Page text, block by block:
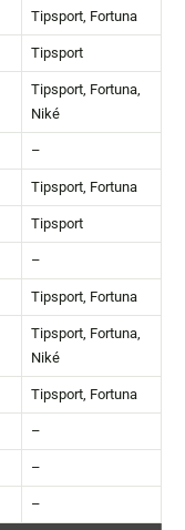
Tipsport, Fortuna
Tipsport
Tipsport, Fortuna,
Niké
–
Tipsport, Fortuna
Tipsport
–
Tipsport, Fortuna
Tipsport, Fortuna,
Niké
Tipsport, Fortuna
–
–
–